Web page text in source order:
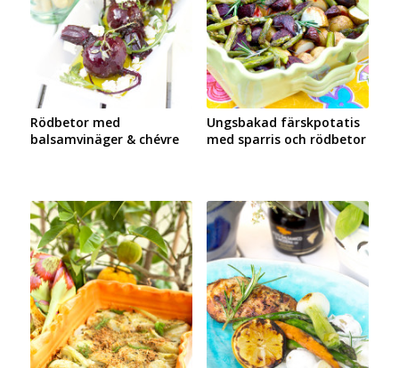
Rödbetor med
balsamvinäger & chévre
Ungsbakad färskpotatis
med sparris och rödbetor